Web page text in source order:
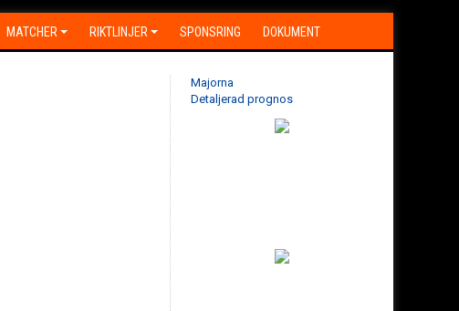
MATCHER RIKTLINJER SPONSRING DOKUMENT
Majorna
Detaljerad prognos